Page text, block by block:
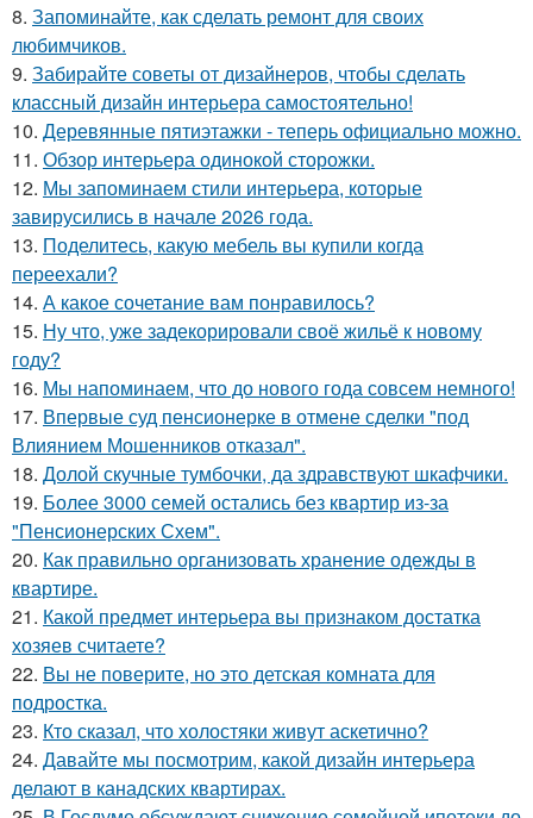
8. Запоминайте, как сделать ремонт для своих
любимчиков.
9. Забирайте советы от дизайнеров, чтобы сделать
классный дизайн интерьера самостоятельно!
10. Деревянные пятиэтажки - теперь официально можно.
11. Обзор интерьера одинокой сторожки.
12. Мы запоминаем стили интерьера, которые
завирусились в начале 2026 года.
13. Поделитесь, какую мебель вы купили когда
переехали?
14. А какое сочетание вам понравилось?
15. Ну что, уже задекорировали своё жильё к новому
году?
16. Мы напоминаем, что до нового года совсем немного!
17. Впервые суд пенсионерке в отмене сделки "под
Влиянием Мошенников отказал".
18. Долой скучные тумбочки, да здравствуют шкафчики.
19. Более 3000 семей остались без квартир из-за
"Пенсионерских Схем".
20. Как правильно организовать хранение одежды в
квартире.
21. Какой предмет интерьера вы признаком достатка
хозяев считаете?
22. Вы не поверите, но это детская комната для
подростка.
23. Кто сказал, что холостяки живут аскетично?
24. Давайте мы посмотрим, какой дизайн интерьера
делают в канадских квартирах.